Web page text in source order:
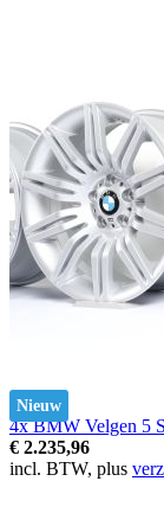
Nieuw
4x BMW Velgen 5
€ 2.235,96
incl. BTW, plus